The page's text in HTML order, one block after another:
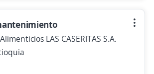
LAS CASERITAS S.A.